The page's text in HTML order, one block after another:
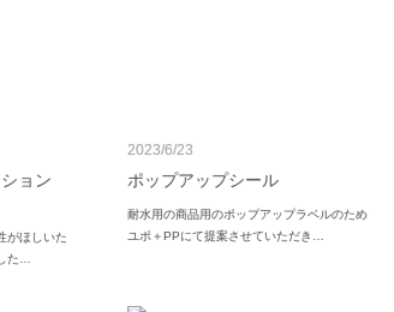
ョン
がほしいた
た…
2023/6/23
ポップアップシール
耐水用の商品用のポップアップラベルのため
ユポ＋PPにて提案させていただき…